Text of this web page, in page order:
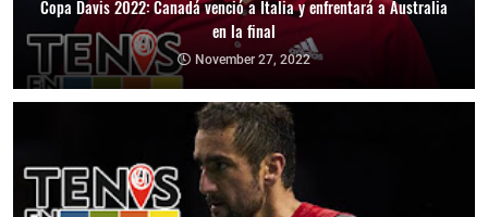
Copa Davis 2022: Canadá venció a Italia y enfrentará a Australia
en la final
November 27, 2022